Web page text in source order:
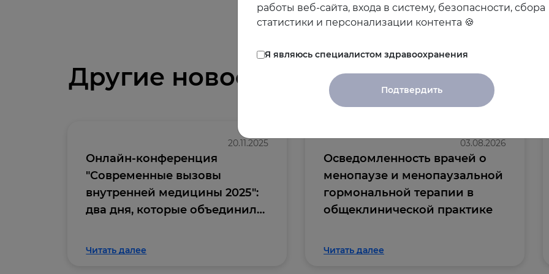
Другие новости
03.08.2026
Осведомленность врачей о
менопаузе и менопаузальной
гормональной терапии в
общеклинической практике
Читать далее
20.11.2025
Онлайн-конференция
"Современные вызовы
внутренней медицины 2025":
два дня, которые объединили
сообщество
Читать далее
работы веб-сайта, входа в систему, безопасности, сбора
статистики и персонализации контента 🍪
Я являюсь специалистом здравоохранения
Подтвердить